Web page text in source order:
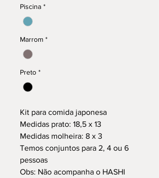
Piscina *
Marrom *
Preto *
Kit para comida japonesa
Medidas prato: 18,5 x 13
Medidas molheira: 8 x 3
Temos conjuntos para 2, 4 ou 6
pessoas
Obs: Não acompanha o HASHI